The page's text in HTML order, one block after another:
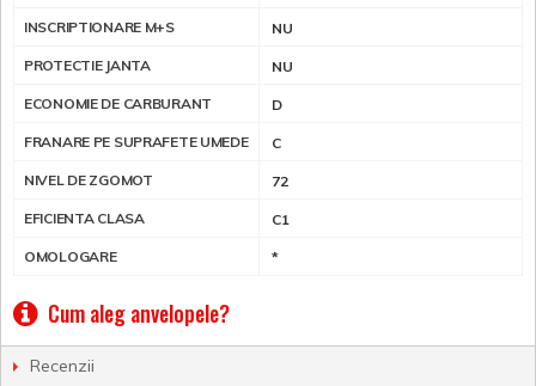
INSCRIPTIONARE M+S NU
PROTECTIE JANTA NU
ECONOMIE DE CARBURANT D
FRANARE PE SUPRAFETE UMEDE C
NIVEL DE ZGOMOT 72
EFICIENTA CLASA C1
OMOLOGARE *
Cum aleg anvelopele?
Recenzii